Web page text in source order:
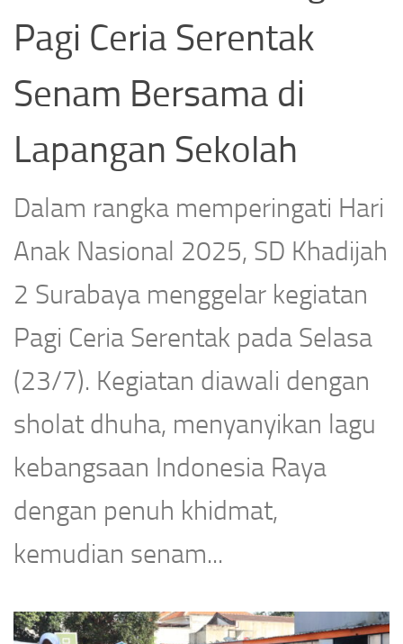
Pagi Ceria Serentak
Senam Bersama di
Lapangan Sekolah
Dalam rangka memperingati Hari
Anak Nasional 2025, SD Khadijah
2 Surabaya menggelar kegiatan
Pagi Ceria Serentak pada Selasa
(23/7). Kegiatan diawali dengan
sholat dhuha, menyanyikan lagu
kebangsaan Indonesia Raya
dengan penuh khidmat,
kemudian senam...